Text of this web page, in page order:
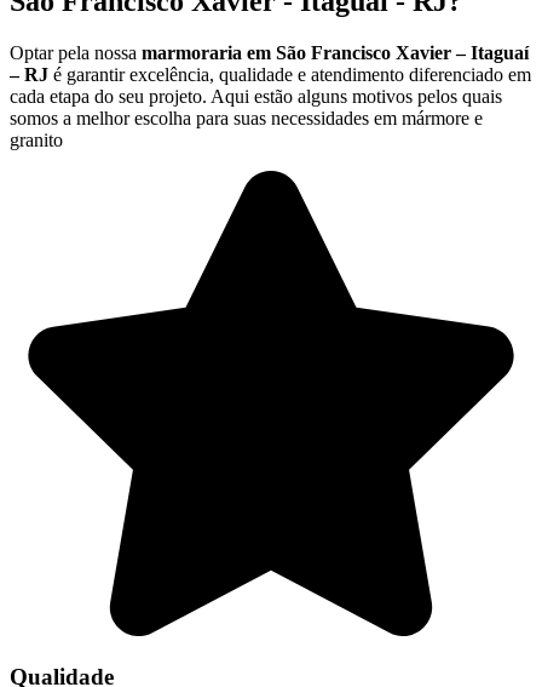
Optar pela nossa marmoraria em São Francisco Xavier – Itaguaí
– RJ é garantir excelência, qualidade e atendimento diferenciado em
cada etapa do seu projeto. Aqui estão alguns motivos pelos quais
somos a melhor escolha para suas necessidades em mármore e
granito
Qualidade